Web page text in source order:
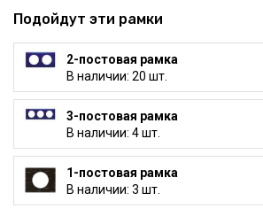
Подойдут эти рамки
2-постовая рамка
В наличии: 20 шт.
3-постовая рамка
В наличии: 4 шт.
1-постовая рамка
В наличии: 3 шт.